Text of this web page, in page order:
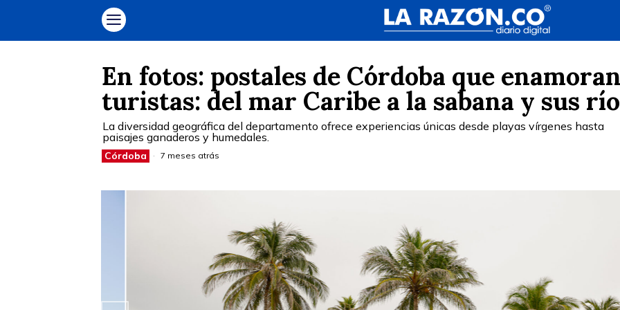
En fotos: postales de Córdoba que
turistas: del mar Caribe a la sabana y sus
La diversidad geográfica del departamento ofrece experiencias únicas desde playas vírgenes hasta
paisajes ganaderos y humedales.
Córdoba 7 meses atrás